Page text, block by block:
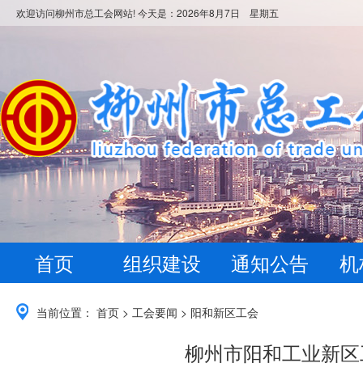
欢迎访问柳州市总工会网站! 今天是： 2026年8月7日 星期五
首页 组织建设 通知公告
当前位置： 首页 > 工会要闻 > 阳和新区工会
柳州市阳和工业新